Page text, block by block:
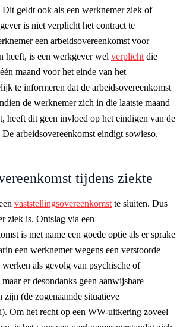
geldt ook als een werknemer ziek of
is niet verplicht het contract te
een arbeidsovereenkomst voor
heeft, is een werkgever wel verplicht die
maand voor het einde van het
te informeren dat de arbeidsovereenkomst
de werknemer zich in die laatste maand
heeft dit geen invloed op het eindigen van de
arbeidsovereenkomst eindigt sowieso.
tijdens ziekte
vaststellingsovereenkomst te sluiten. Dus
ziek is. Ontslag via een
is met name een goede optie als er sprake
een werknemer wegens een verstoorde
als gevolg van psychische of
er desondanks geen aanwijsbare
zijn (de zogenaamde situatieve
Om het recht op een WW-uitkering zoveel